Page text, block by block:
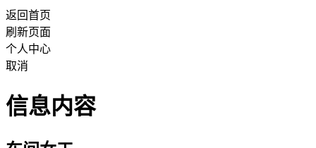
返回首页
刷新页面
个人中心
取消
信息内容